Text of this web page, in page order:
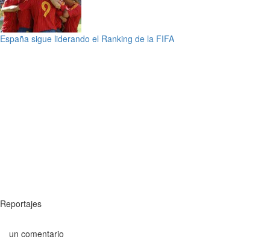
España sigue liderando el Ranking de la FIFA
Reportajes
un comentario